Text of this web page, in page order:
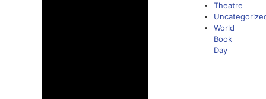
Theatre
World
Book
Day